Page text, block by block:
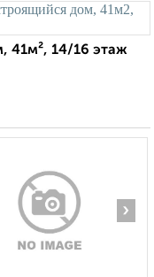
41м², 14/16 этаж
›